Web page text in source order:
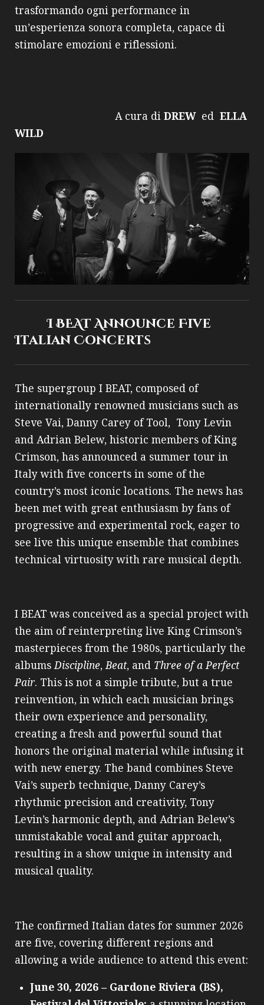
trasformando ogni performance in
un’esperienza sonora completa, capace di
stimolare emozioni e riflessioni.
A cura di DREW ed ELLA
WILD
I BEAT Announce Five
Italian Concerts
The supergroup I BEAT, composed of
internationally renowned musicians such as
Steve Vai, Danny Carey of Tool, Tony Levin
and Adrian Belew, historic members of King
Crimson, has announced a summer tour in
Italy with five concerts in some of the
country’s most iconic locations. The news has
been met with great enthusiasm by fans of
progressive and experimental rock, eager to
see live this unique ensemble that combines
technical virtuosity with rare musical depth.
I BEAT was conceived as a special project with
the aim of reinterpreting live King Crimson’s
masterpieces from the 1980s, particularly the
albumsDiscipline,Beat, and Three of a Perfect
Pair. This is not a simple tribute, but a true
reinvention, in which each musician brings
their own experience and personality,
creating a fresh and powerful sound that
honors the original material while infusing it
with new energy. The band combines Steve
Vai’s superb technique, Danny Carey’s
rhythmic precision and creativity, Tony
Levin’s harmonic depth, and Adrian Belew’s
unmistakable vocal and guitar approach,
resulting in a show unique in intensity and
musical quality.
The confirmed Italian dates for summer 2026
are five, covering different regions and
allowing a wide audience to attend this event:
June 30, 2026 – Gardone Riviera (BS),